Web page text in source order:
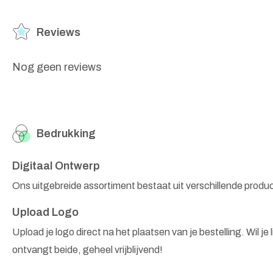
Reviews
Nog geen reviews
Bedrukking
Digitaal Ontwerp
Ons uitgebreide assortiment bestaat uit verschillende
Upload Logo
Upload je logo direct na het plaatsen van je bestelling. Wil
ontvangt beide, geheel vrijblijvend!